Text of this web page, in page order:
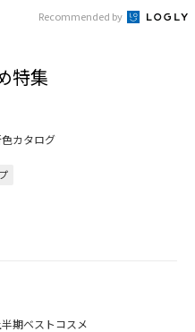
Recommended by
特集
カタログ
期ベストコスメ